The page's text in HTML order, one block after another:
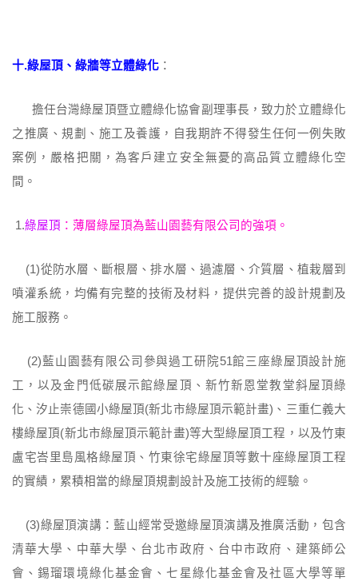
十.綠屋頂、綠牆等立體綠化 ：
擔任台灣綠屋頂暨立體綠化協會副理事長，致力於立體綠化
之推廣、規劃、施工及養護，自我期許不得發生任何一例失敗
案例，嚴格把關，為客戶建立安全無憂的高品質立體綠化空
間。
1.綠屋頂 ：薄層綠屋頂為藍山園藝有限公司的強項。
(1)從防水層、斷根層、排水層、過濾層、介質層、植栽層到
噴灌系統，均備有完整的技術及材料，提供完善的設計規劃及
施工服務。
(2)藍山園藝有限公司參與過工研院51館三座綠屋頂設計施
工，以及金門低碳展示館綠屋頂、新竹新恩堂教堂斜屋頂綠
化、汐止崇德國小綠屋頂(新北市綠屋頂示範計畫)、三重仁義大
樓綠屋頂(新北市綠屋頂示範計畫)等大型綠屋頂工程，以及竹東
盧宅峇里島風格綠屋頂、竹東徐宅綠屋頂等數十座綠屋頂工程
的實績，累積相當的綠屋頂規劃設計及施工技術的經驗。
(3)綠屋頂演講：藍山經常受邀綠屋頂演講及推廣活動，包含
清華大學、中華大學、台北市政府、台中市政府、建築師公
會、錫瑠環境綠化基金會、七星綠化基金會及社區大學等單